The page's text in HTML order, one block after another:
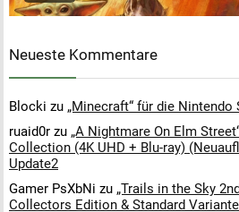
Neueste Kommentare
Blocki zu „Minecraft“ für die
ruaid0r zu „A Nightmare On Elm
Collection (4K UHD + Blu-ray)
Update2
Gamer PsXbNi zu „Trails in the Sky
Collectors Edition & Standard